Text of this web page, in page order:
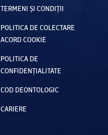
TERMENI ȘI CONDIȚII
POLITICA DE COLECTARE
ACORD COOKIE
POLITICA DE
CONFIDENȚIALITATE
COD DEONTOLOGIC
CARIERE